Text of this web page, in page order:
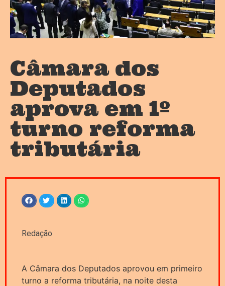
Câmara dos
Deputados
aprova em 1º
turno reforma
tributária
Redação
A Câmara dos Deputados aprovou em primeiro
turno a reforma tributária, na noite desta